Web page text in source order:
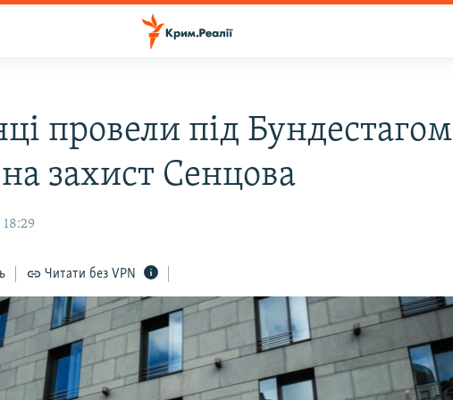
провели під Бундестагом
захист Сенцова
Читати без VPN